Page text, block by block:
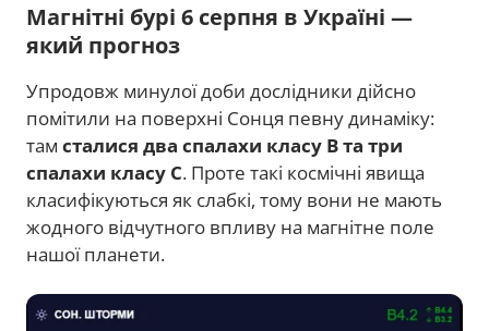
Магнітні бурі 6 серпня в Україні —
який прогноз
Упродовж минулої доби дослідники дійсно
помітили на поверхні Сонця певну динаміку:
там сталися два спалахи класу В та три
спалахи класу С. Проте такі космічні явища
класифікуються як слабкі, тому вони не мають
жодного відчутного впливу на магнітне поле
нашої планети.